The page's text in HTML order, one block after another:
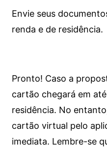
Envie seus
renda e de residência.
Pronto! Caso a
cartão chegará em
residência. No
cartão virtual pelo
imediata. Lembre-se